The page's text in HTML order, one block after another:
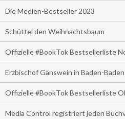
Die Medien-Bestseller 2023
Schüttel den Weihnachtsbaum
Offizielle #BookTok Bestsellerliste
Erzbischof Gänswein in Baden-Baden
Offizielle #BookTok Bestsellerliste
Media Control registriert jeden